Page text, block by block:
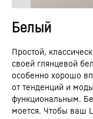
Белый
Простой,
своей глянцевой
особенно хорошо
от тенденций и
функциональным.
моется. Чтобы ваш